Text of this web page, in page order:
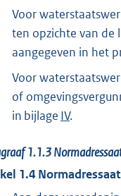
Voor
ten opzichte van de
aangegeven in het
Voor
of
in bijlage IV.
1.1.3
1.4 Normadressaat